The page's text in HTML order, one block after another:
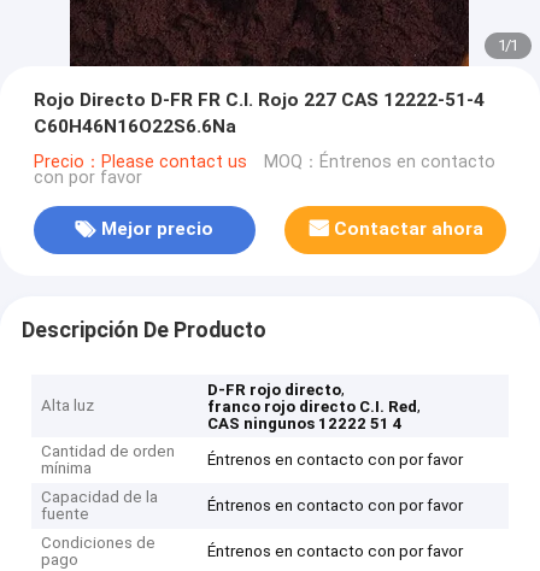
1/1
Rojo Directo D-FR FR C.I. Rojo 227 CAS 12222-51-4
C60H46N16O22S6.6Na
Precio：Please contact us MOQ：Éntrenos en contacto
con por favor
Mejor precio Contactar ahora
Descripción De Producto
Alta luz
D-FR rojo directo,
franco rojo directo C.I. Red,
CAS ningunos 12222 51 4
Cantidad de orden
mínima
Éntrenos en contacto con por favor
Capacidad de la
fuente
Éntrenos en contacto con por favor
Condiciones de
pago
Éntrenos en contacto con por favor